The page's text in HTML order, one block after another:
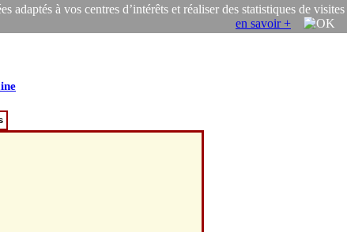
à vos centres d’intérêts et réaliser des statistiques de visites
en savoir +